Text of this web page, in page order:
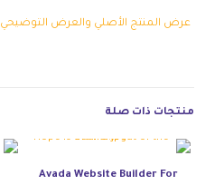
عرض المنتج الأصلي والعرض التوضيحي
منتجات ذات صلة
Avada Website Builder For